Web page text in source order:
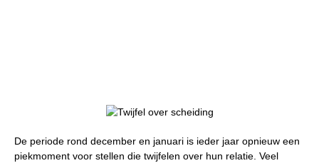
De periode rond december en januari is ieder jaar opnieuw een
piekmoment voor stellen die twijfelen over hun relatie. Veel